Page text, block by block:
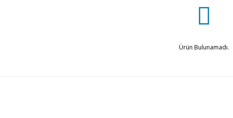
Ürün Bulunamadı.